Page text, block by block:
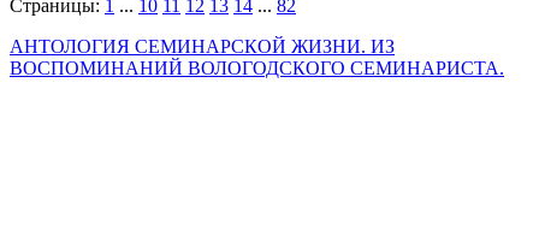
Страницы: 1 ... 10 11 12 13 14 ... 82
АНТОЛОГИЯ СЕМИНАРСКОЙ ЖИЗНИ. ИЗ
ВОСПОМИНАНИЙ ВОЛОГОДСКОГО СЕМИНАРИСТА.